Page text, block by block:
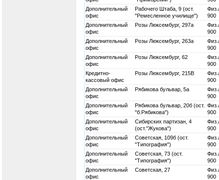
Дополнительный
офис
Рабочего Штаба, 9 (ост.
"Ремесленное училище")
900
Дополнительный
офис
Розы Люксембург, 297а
900
Дополнительный
офис
Розы Люксембург, 263а
900
Дополнительный
офис
Розы Люксембург, 62
900
Кредитно-
кассовый офис
Розы Люксембург, 215В
900
Дополнительный
офис
Рябикова бульвар, 5а
900
Дополнительный
офис
Рябикова бульвар, 20б (ост.
"б.Рябикова")
900
Дополнительный
офис
Сибирских партизан, 4
(ост."Жукова")
900
Дополнительный
офис
Советская, 109б (ост.
"Типография")
900
Дополнительный
офис
Советская, 73 (ост.
"Типография")
900
Дополнительный
офис
Советская, 27
900